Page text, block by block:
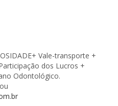
Vale-transporte +
dos Lucros +
Odontológico.